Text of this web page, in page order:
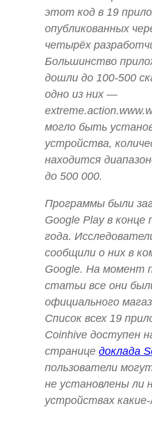
этот код в 19
опубликованных
четырёх
Большинство
дошли до 100-500
одно из них —
могло быть
устройства,
находится
до 500 000.
Программы были
Google Play в конце
года.
сообщили о них в
Google. На момент
статьи все они
официального
Список всех 19
Coinhive доступен
странице доклада
пользователи
не установлены ли
устройствах какие-